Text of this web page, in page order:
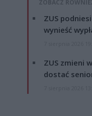
ZOBACZ
ZUS
wynieść
ZUS zmieni
dostać